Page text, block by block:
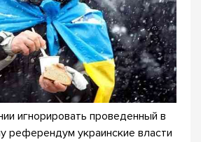
игнорировать проведенный в
референдум украинские власти